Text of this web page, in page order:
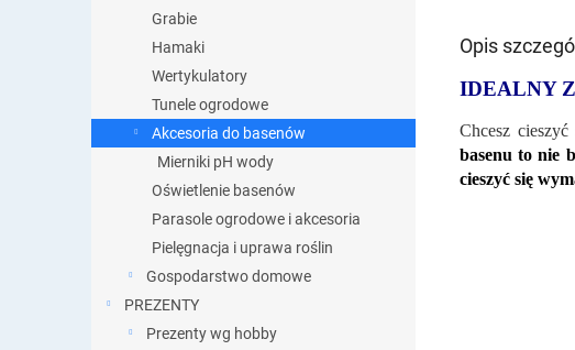
Grabie
Hamaki
Wertykulatory
Tunele ogrodowe
Akcesoria do basenów
Mierniki pH wody
Oświetlenie basenów
Parasole ogrodowe i akcesoria
Pielęgnacja i uprawa roślin
Gospodarstwo domowe
PREZENTY
Prezenty wg hobby
Opis
IDEALNY
Chcesz cieszyć
basenu to nie
cieszyć się